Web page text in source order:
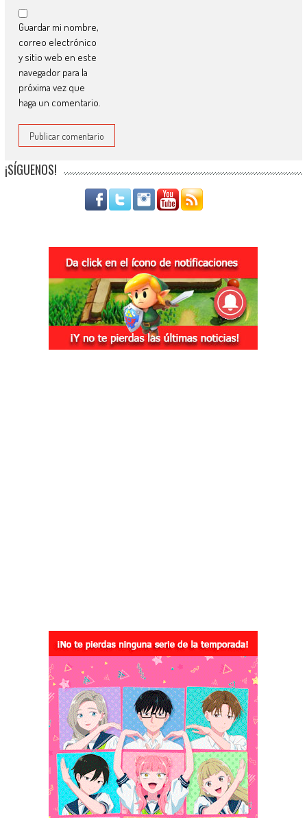
Guardar mi nombre,
correo electrónico
y sitio web en este
navegador para la
próxima vez que
haga un comentario.
¡SÍGUENOS!